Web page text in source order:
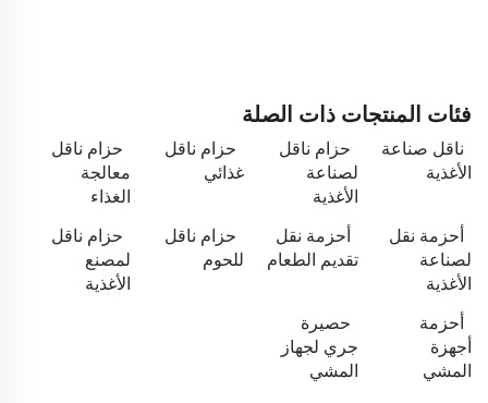
فئات المنتجات ذات الصلة
ناقل صناعة
الأغذية
حزام ناقل
لصناعة
الأغذية
حزام ناقل
غذائي
حزام ناقل
معالجة
الغذاء
أحزمة نقل
لصناعة
الأغذية
أحزمة نقل
تقديم الطعام
حزام ناقل
للحوم
حزام ناقل
لمصنع
الأغذية
أحزمة
أجهزة
المشي
حصيرة
جري لجهاز
المشي